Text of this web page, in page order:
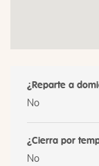
¿Reparte a
No
¿Cierra por
No